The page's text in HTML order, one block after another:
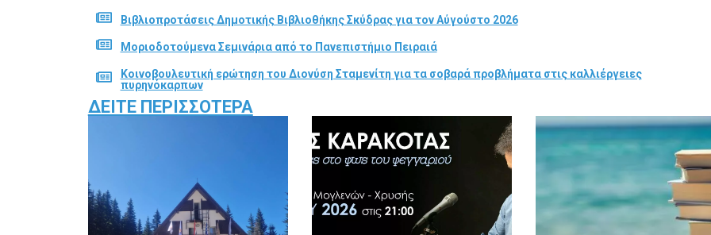
Βιβλιοπροτάσεις Δημοτικής Βιβλιοθήκης Σκύδρας για τον Αύγούστο 2026
Μοριοδοτούμενα Σεμινάρια από το Πανεπιστήμιο Πειραιά
Κοινοβουλευτική ερώτηση του Διονύση Σταμενίτη για τα σοβαρά προβλήματα στις καλλιέργειες
πυρηνόκαρπων
ΔΕΊΤΕ ΠΕΡΙΣΣΌΤΕΡΑ